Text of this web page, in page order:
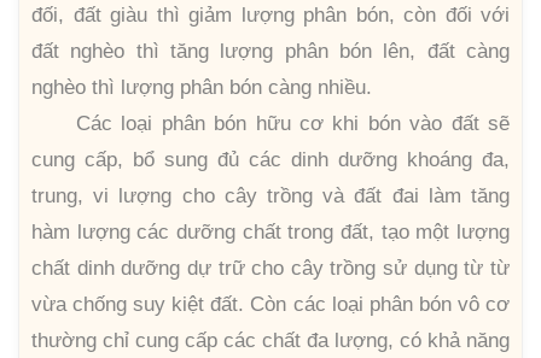
đối, đất giàu thì giảm lượng phân bón, còn đối với
đất nghèo thì tăng lượng phân bón lên, đất càng
nghèo thì lượng phân bón càng nhiều.
Các loại phân bón hữu cơ khi bón vào đất sẽ
cung cấp, bổ sung đủ các dinh dưỡng khoáng đa,
trung, vi lượng cho cây trồng và đất đai làm tăng
hàm lượng các dưỡng chất trong đất, tạo một lượng
chất dinh dưỡng dự trữ cho cây trồng sử dụng từ từ
vừa chống suy kiệt đất. Còn các loại phân bón vô cơ
thường chỉ cung cấp các chất đa lượng, có khả năng